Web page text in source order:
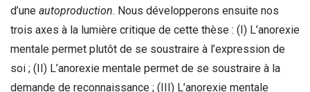
d’une autoproduction. Nous développerons ensuite nos
trois axes à la lumière critique de cette thèse : (I) L’anorexie
mentale permet plutôt de se soustraire à l’expression de
soi ; (II) L’anorexie mentale permet de se soustraire à la
demande de reconnaissance ; (III) L’anorexie mentale